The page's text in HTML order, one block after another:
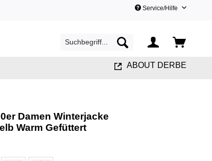
Service/Hilfe
ABOUT DERBE
Damen Winterjacke
Warm Gefüttert